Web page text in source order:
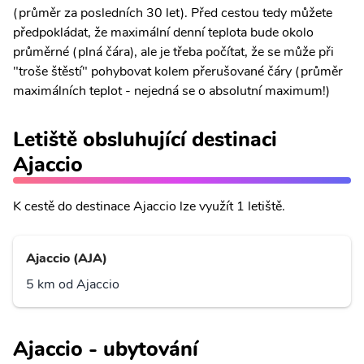
(průměr za posledních 30 let). Před cestou tedy můžete
předpokládat, že maximální denní teplota bude okolo
průměrné (plná čára), ale je třeba počítat, že se může při
"troše štěstí" pohybovat kolem přerušované čáry (průměr
maximálních teplot - nejedná se o absolutní maximum!)
Letiště obsluhující destinaci
Ajaccio
K cestě do destinace Ajaccio lze využít 1 letiště.
Ajaccio (AJA)
5 km od Ajaccio
Ajaccio - ubytování